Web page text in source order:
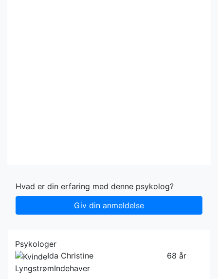
Hvad er din erfaring med denne psykolog?
Giv din anmeldelse
Psykologer
Ida Christine
LyngstrømIndehaver
68 år